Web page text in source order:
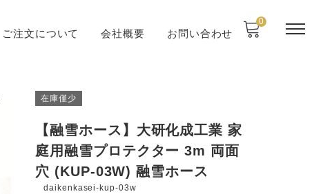
ご注文について 会社概要 お問い合わせ
0
在庫僅少
【融雪ホース】大研化成工業 家
庭用融雪プロテクター 3m 両面
穴 (KUP-03W) 融雪ホース
daikenkasei-kup-03w